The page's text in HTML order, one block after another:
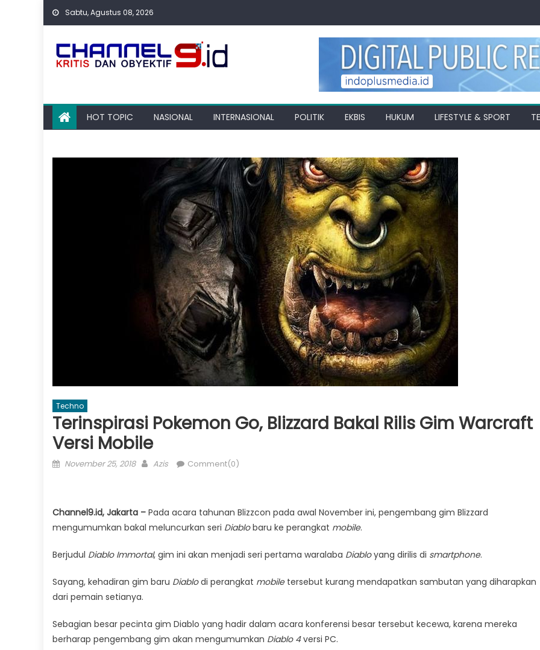
Skip
Sabtu, Agustus 08, 2026
HOT TOPIC NASIONAL INTERNASIONAL POLITIK EKBIS HUKUM LIFESTYLE & SPORT
Techno
Terinspirasi Pokemon Go, Blizzard Bakal Rilis Gim Warcraft
Versi Mobile
Posted
November 25, 2018 Author
Azis Comment(0)
Channel9.id, Jakarta – Pada acara tahunan Blizzcon pada awal November ini, pengembang gim Blizzard
mengumumkan bakal meluncurkan seri Diablobaru ke perangkat mobile.
Berjudul Diablo Immortal, gim ini akan menjadi seri pertama waralaba Diabloyang dirilis di smartphone.
Sayang, kehadiran gim baru Diablodi perangkat mobiletersebut kurang mendapatkan sambutan yang diharapkan
dari pemain setianya.
Sebagian besar pecinta gim Diablo yang hadir dalam acara konferensi besar tersebut kecewa, karena mereka
berharap pengembang gim akan mengumumkan Diablo 4versi PC.